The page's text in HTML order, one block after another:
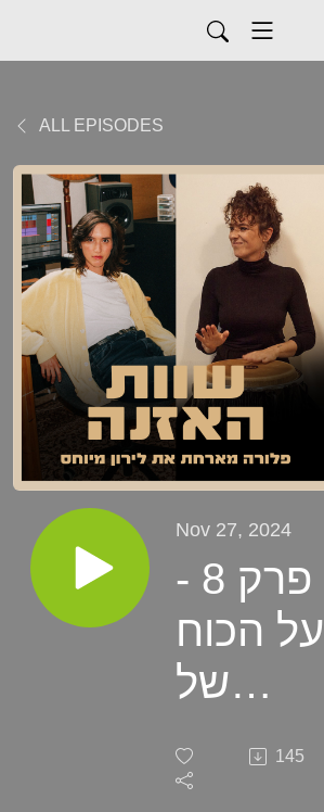
ALL EPISODES
Nov 27, 2024
פרק 8 -
על הכוח
של
ויצירה
145